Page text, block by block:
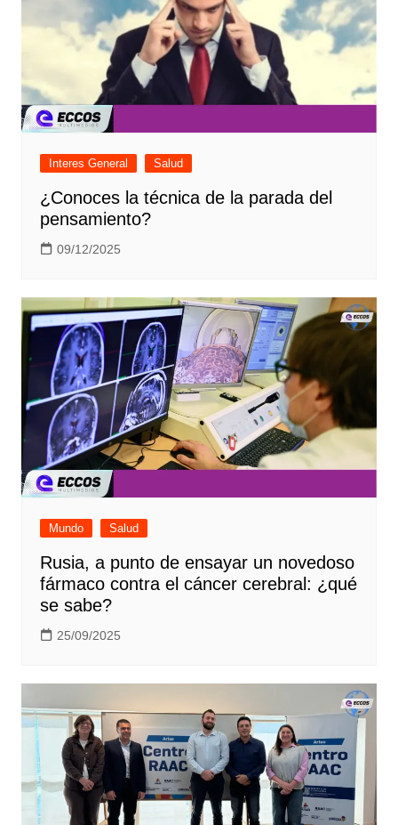
Interes General Salud
¿Conoces la técnica de la parada del
pensamiento?
09/12/2025
Mundo Salud
Rusia, a punto de ensayar un novedoso
fármaco contra el cáncer cerebral: ¿qué
se sabe?
25/09/2025